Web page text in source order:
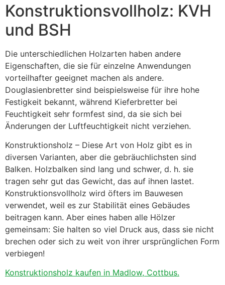
Konstruktionsvollholz: KVH
und BSH
Die unterschiedlichen Holzarten haben andere
Eigenschaften, die sie für einzelne Anwendungen
vorteilhafter geeignet machen als andere.
Douglasienbretter sind beispielsweise für ihre hohe
Festigkeit bekannt, während Kieferbretter bei
Feuchtigkeit sehr formfest sind, da sie sich bei
Änderungen der Luftfeuchtigkeit nicht verziehen.
Konstruktionsholz – Diese Art von Holz gibt es in
diversen Varianten, aber die gebräuchlichsten sind
Balken. Holzbalken sind lang und schwer, d. h. sie
tragen sehr gut das Gewicht, das auf ihnen lastet.
Konstruktionsvollholz wird öfters im Bauwesen
verwendet, weil es zur Stabilität eines Gebäudes
beitragen kann. Aber eines haben alle Hölzer
gemeinsam: Sie halten so viel Druck aus, dass sie nicht
brechen oder sich zu weit von ihrer ursprünglichen Form
verbiegen!
Konstruktionsholz kaufen in Madlow, Cottbus.